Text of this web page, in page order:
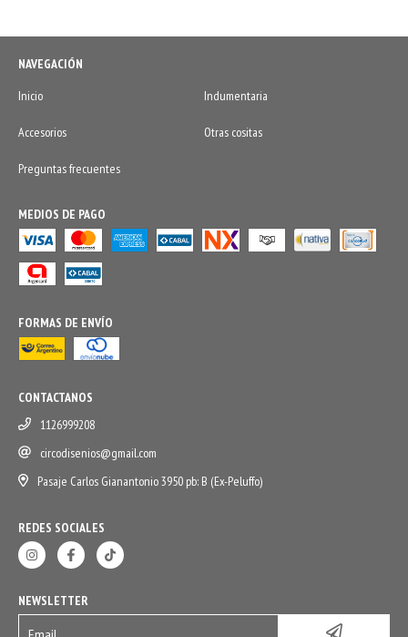
NAVEGACIÓN
Inicio
Indumentaria
Accesorios Otras cositas
Preguntas frecuentes
MEDIOS DE PAGO
FORMAS DE ENVÍO
CONTACTANOS
1126999208
circodisenios@gmail.com
Pasaje Carlos Gianantonio 3950 pb: B (Ex-Peluffo)
REDES SOCIALES
NEWSLETTER